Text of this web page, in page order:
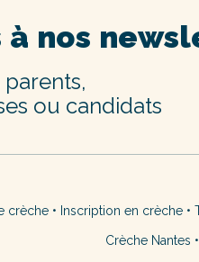
à nos
parents,
ou candidats
crèche • Inscription en crèche •
Crèche Nantes •